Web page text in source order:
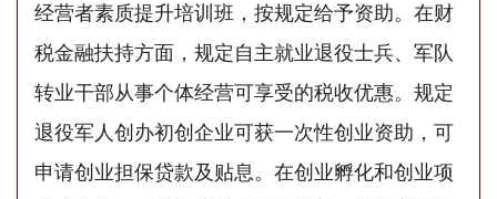
经营者素质提升培训班，按规定给予资助。在财
税金融扶持方面，规定自主就业退役士兵、军队
转业干部从事个体经营可享受的税收优惠。规定
退役军人创办初创企业可获一次性创业资助，可
申请创业担保贷款及贴息。在创业孵化和创业项